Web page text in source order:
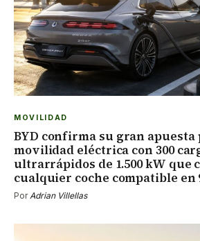
MOVILIDAD
BYD confirma su gran apuesta
movilidad eléctrica con 300
ultrarrápidos de 1.500 kW que
cualquier coche compatible en
Por Adrian Villellas